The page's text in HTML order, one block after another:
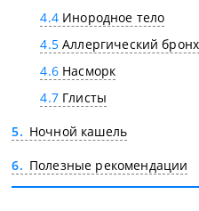
4.4Инородное тело
4.5Аллергический
4.6Насморк
4.7Глисты
5
Ночной кашель
6
Полезные рекомендации